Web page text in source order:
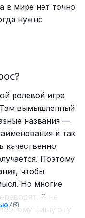
с Лурка. Можно
над статьёй.
http://l
в мире нет точно
нужно
ролевой игре
Там вымышленный
названия —
и так
качественно,
Поэтому
чтобы
Но многие
Я не
пишу эту
7